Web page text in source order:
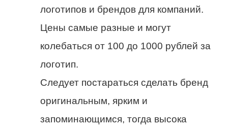
логотипов и брендов для компаний.
Цены самые разные и могут
колебаться от 100 до 1000 рублей за
логотип.
Следует постараться сделать бренд
оригинальным, ярким и
запоминающимся, тогда высока